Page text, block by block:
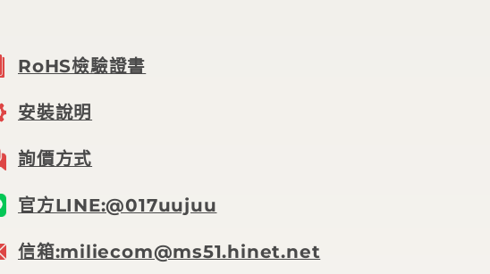
RoHS檢驗證書
安裝說明
詢價方式
官方LINE:@017uujuu
信箱:miliecom@ms51.hinet.net